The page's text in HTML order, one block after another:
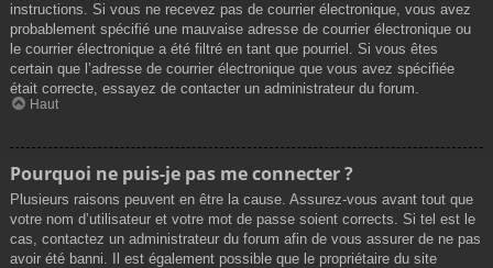
instructions. Si vous ne recevez pas de courrier électronique, vous avez
probablement spécifié une mauvaise adresse de courrier électronique ou
le courrier électronique a été filtré en tant que pourriel. Si vous êtes
certain que l’adresse de courrier électronique que vous avez spécifiée
était correcte, essayez de contacter un administrateur du forum.
Haut
Pourquoi ne puis-je pas me connecter ?
Plusieurs raisons peuvent en être la cause. Assurez-vous avant tout que
votre nom d’utilisateur et votre mot de passe soient corrects. Si tel est le
cas, contactez un administrateur du forum afin de vous assurer de ne pas
avoir été banni. Il est également possible que le propriétaire du site